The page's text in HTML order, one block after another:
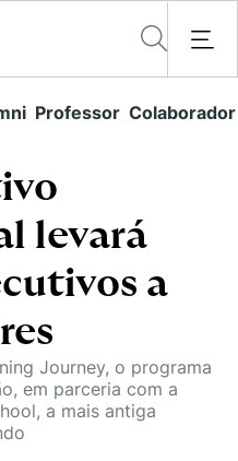
Professor Colaborador
levará
a
Journey, o programa
em parceria com a
a mais antiga